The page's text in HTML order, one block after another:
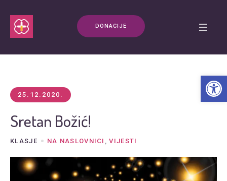
DONACIJE
25.12.2020.
Sretan Božić!
KLASJE NA NASLOVNICI ,VIJESTI